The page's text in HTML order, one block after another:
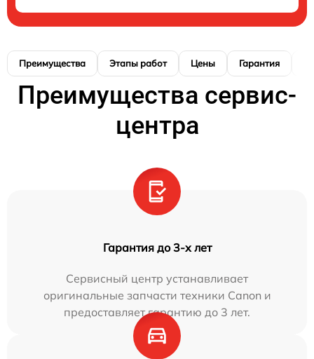
Преимущества Этапы работ Цены Гарантия
Преимущества сервис-
центра
Гарантия до 3-х лет
Сервисный центр устанавливает
оригинальные запчасти техники Canon и
предоставляет гарантию до 3 лет.